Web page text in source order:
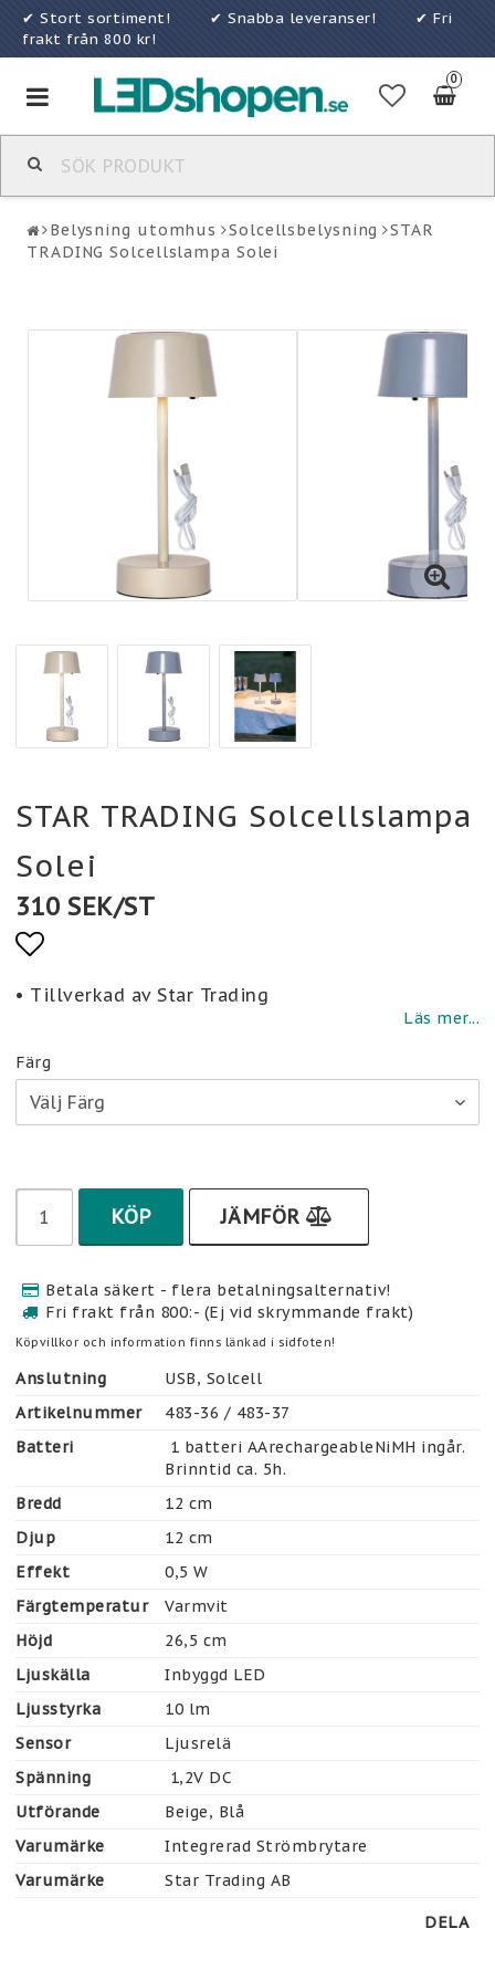
✔ Stort sortiment! ✔ Snabba leveranser! ✔ Fri
frakt från 800 kr!
0
Toggle
navigation
Belysning utomhus Solcellsbelysning
STAR
TRADING Solcellslampa Solei
STAR TRADING Solcellslampa
Solei
310 SEK/ST
Lägg till i favoritlistan
• Tillverkad av Star Trading
Läs mer...
Färg
KÖP JÄMFÖR
Betala säkert - flera betalningsalternativ!
Fri frakt från 800:- (Ej vid skrymmande frakt)
Köpvillkor och information finns länkad i sidfoten!
Anslutning
USB, Solcell
Artikelnummer
483-36 / 483-37
Batteri
Brinntid ca. 5h.
Bredd
12 cm
Djup
12 cm
Effekt
0,5 W
Färgtemperatur
Varmvit
Höjd
26,5 cm
Ljuskälla
Inbyggd LED
Ljusstyrka
10 lm
Sensor
Ljusrelä
Spänning
1,2V DC
Utförande
Beige, Blå
Varumärke
Integrerad Strömbrytare
Varumärke
Star Trading AB
DELA